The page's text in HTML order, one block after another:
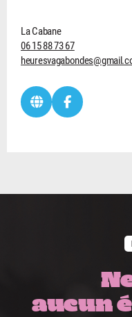
La Cabane
06 15 88 73 67
aucun